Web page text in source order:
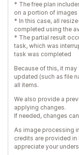
* The free plan
on a portion of images
* In this case, all
completed using the
* The partial result
task, which was
task was completed
Because of this, it
updated (such as file
all items.
We also provide a
applying changes.
If needed, changes
As image processing
credits are provided
appreciate your